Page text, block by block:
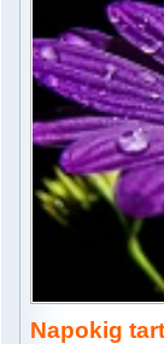
Napokig